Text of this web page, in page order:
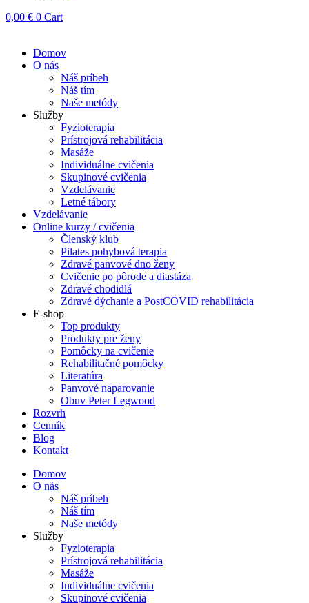
0,00 € 0 Cart
Domov
O nás
Náš príbeh
Náš tím
Naše metódy
Služby
Fyzioterapia
Prístrojová rehabilitácia
Masáže
Individuálne cvičenia
Skupinové cvičenia
Vzdelávanie
Letné tábory
Vzdelávanie
Online kurzy / cvičenia
Členský klub
Pilates pohybová terapia
Zdravé panvové dno ženy
Cvičenie po pôrode a diastáza
Zdravé chodidlá
Zdravé dýchanie a PostCOVID rehabilitácia
E-shop
Top produkty
Produkty pre ženy
Pomôcky na cvičenie
Rehabilitačné pomôcky
Literatúra
Panvové naparovanie
Obuv Peter Legwood
Rozvrh
Cenník
Blog
Kontakt
Domov
O nás
Náš príbeh
Náš tím
Naše metódy
Služby
Fyzioterapia
Prístrojová rehabilitácia
Masáže
Individuálne cvičenia
Skupinové cvičenia